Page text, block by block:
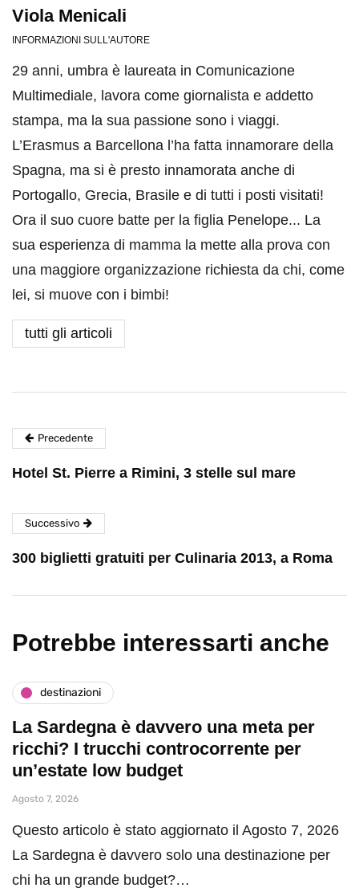
Viola Menicali
INFORMAZIONI SULL'AUTORE
29 anni, umbra è laureata in Comunicazione
Multimediale, lavora come giornalista e addetto
stampa, ma la sua passione sono i viaggi.
L’Erasmus a Barcellona l’ha fatta innamorare della
Spagna, ma si è presto innamorata anche di
Portogallo, Grecia, Brasile e di tutti i posti visitati!
Ora il suo cuore batte per la figlia Penelope... La
sua esperienza di mamma la mette alla prova con
una maggiore organizzazione richiesta da chi, come
lei, si muove con i bimbi!
tutti gli articoli
Precedente
Hotel St. Pierre a Rimini, 3 stelle sul mare
Successivo
300 biglietti gratuiti per Culinaria 2013, a Roma
Potrebbe interessarti anche
destinazioni
La Sardegna è davvero una meta per
ricchi? I trucchi controcorrente per
un’estate low budget
Agosto 7, 2026
Questo articolo è stato aggiornato il Agosto 7, 2026
La Sardegna è davvero solo una destinazione per
chi ha un grande budget?…